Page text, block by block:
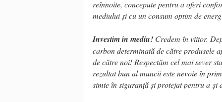
reînnoite, concepute pentru a oferi
mediului și cu un consum optim de
Investim în mediu! Credem în viitor.
carbon determinată de către produsele
de către noi! Respectăm cel mai sever
rezultat bun al muncii este nevoie în
simte în siguranță și protejat pentru a-și